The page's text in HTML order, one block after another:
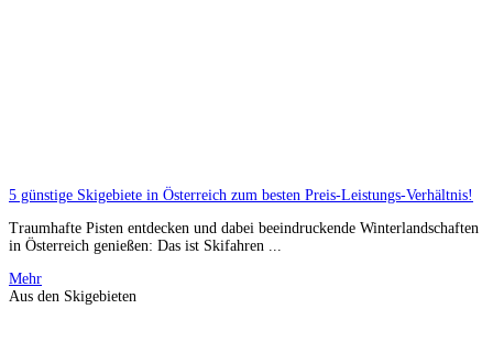
5 günstige Skigebiete in Österreich zum besten Preis-Leistungs-Verhältnis!
Traumhafte Pisten entdecken und dabei beeindruckende Winterlandschaften
in Österreich genießen: Das ist Skifahren ...
Mehr
Aus den Skigebieten